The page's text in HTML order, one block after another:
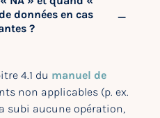
données en cas
?
4.1 du manuel de
non applicables (p. ex.
subi aucune opération,